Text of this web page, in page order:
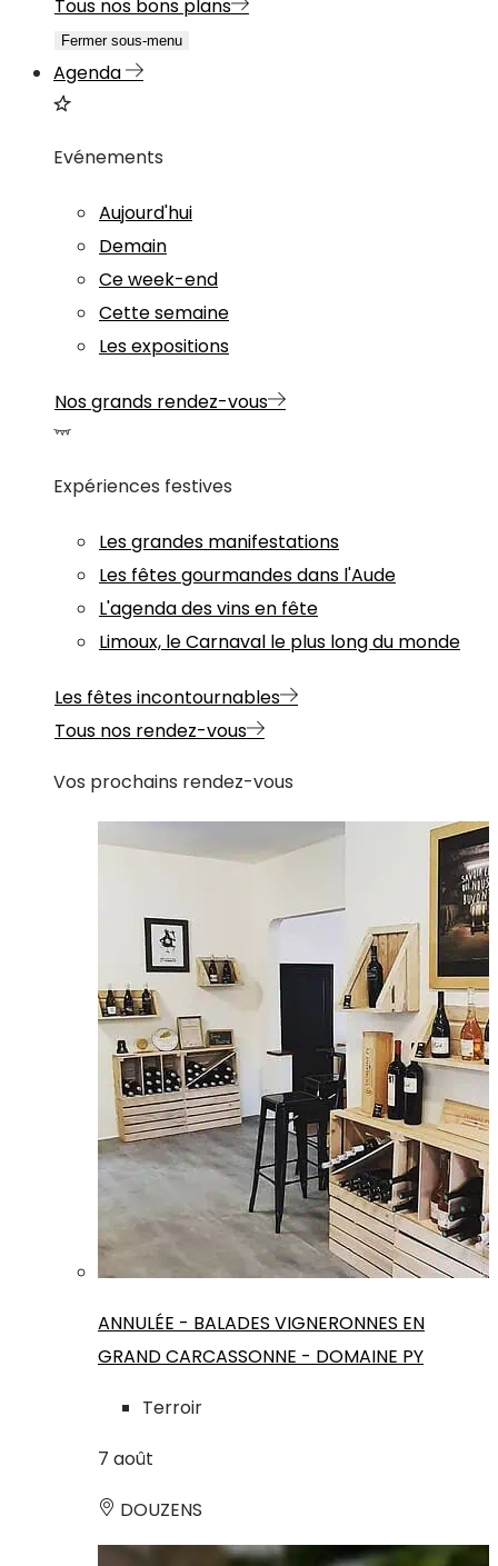
Tous nos bons plans
Fermer sous-menu
Agenda
Evénements
Aujourd'hui
Demain
Ce week-end
Cette semaine
Les expositions
Nos grands rendez-vous
Expériences festives
Les grandes manifestations
Les fêtes gourmandes dans l'Aude
L'agenda des vins en fête
Limoux, le Carnaval le plus long du monde
Les fêtes incontournables
Tous nos rendez-vous
Vos prochains rendez-vous
ANNULÉE - BALADES VIGNERONNES EN
GRAND CARCASSONNE - DOMAINE PY
Terroir
7 août
DOUZENS